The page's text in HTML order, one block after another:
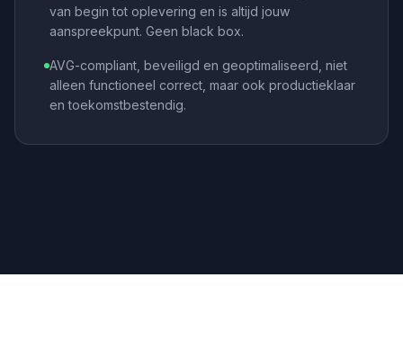
van begin tot oplevering en is altijd jouw
aanspreekpunt. Geen black box.
AVG-compliant, beveiligd en geoptimaliseerd, niet
alleen functioneel correct, maar ook productieklaar
en toekomstbestendig.